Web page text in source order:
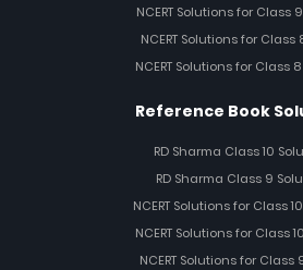
NCERT Solutions for Class
NCERT Solutions for Class
NCERT Solutions for Class
Reference Book
RD Sharma Class 10
RD Sharma Class 9
NCERT Solutions for Class
NCERT Solutions for Class
NCERT Solutions for Class